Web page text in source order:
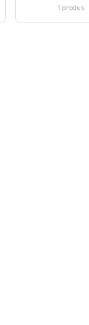
1 produs